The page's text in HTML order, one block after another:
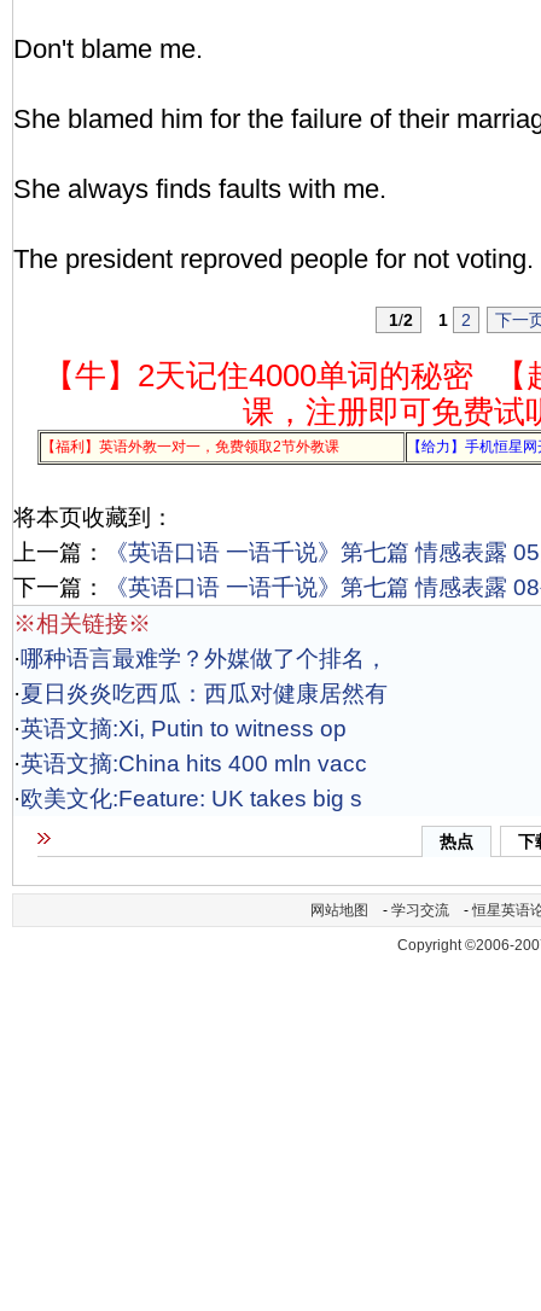
Don't blame me.
She blamed him for the failure of their
She always finds faults with me.
The president reproved people for not voting.
1/2 1 2 下一
【牛】2天记住4000单词的秘密
课，注册即可免费试
【福利】英语外教一对一，免费领取2节外教课 【给力】手机恒星
将本页收藏到：
上一篇：
《英语口语 一语千说》第七篇 情感表露
下一篇：
《英语口语 一语千说》第七篇 情感表露
※相关链接※
·哪种语言最难学？外媒做了个排名，
·夏日炎炎吃西瓜：西瓜对健康居然有
·英语文摘:Xi, Putin to witness op
·英语文摘:China hits 400 mln vacc
·欧美文化:Feature: UK takes big s
热点 下
网站地图 - 学习交流 -恒星英语
Copyright ©2006-